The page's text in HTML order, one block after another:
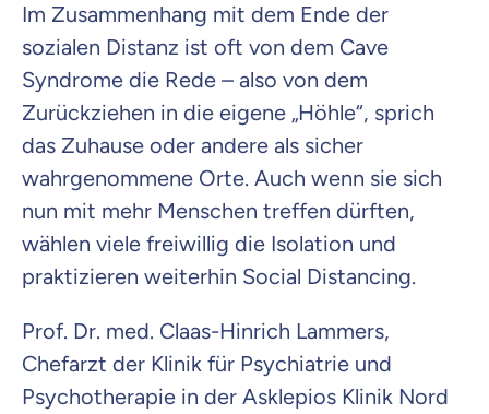
Im Zusammenhang mit dem Ende der
sozialen Distanz ist oft von dem Cave
Syndrome die Rede – also von dem
Zurückziehen in die eigene „Höhle“, sprich
das Zuhause oder andere als sicher
wahrgenommene Orte. Auch wenn sie sich
nun mit mehr Menschen treffen dürften,
wählen viele freiwillig die Isolation und
praktizieren weiterhin Social Distancing.
Prof. Dr. med. Claas-Hinrich Lammers,
Chefarzt der Klinik für Psychiatrie und
Psychotherapie in der Asklepios Klinik Nord